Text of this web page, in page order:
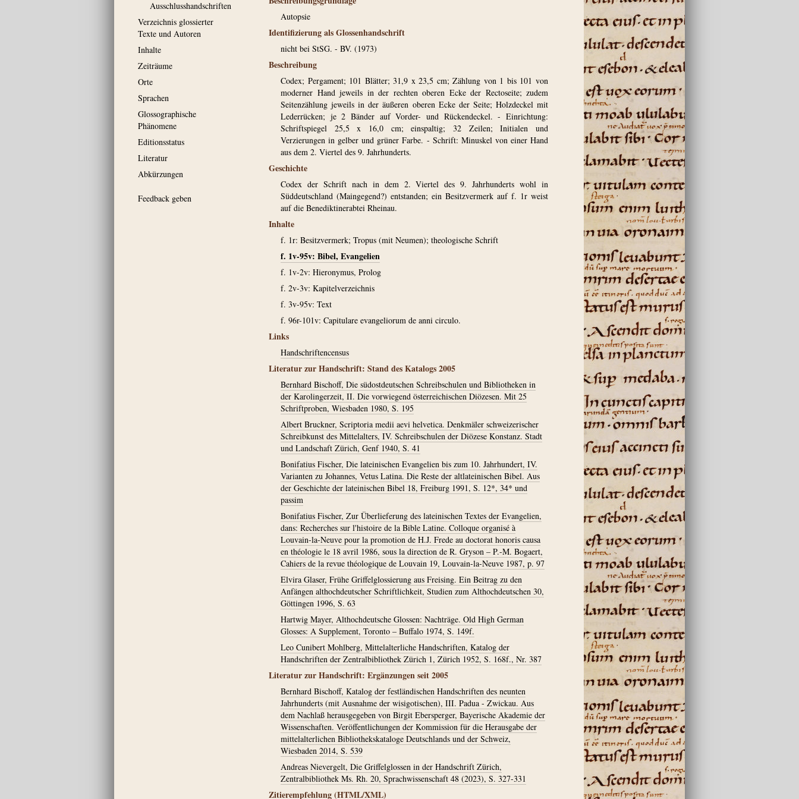
Ausschluss­handschriften
Verzeichnis glossierter
Texte und Autoren
Inhalte
Zeiträume
Orte
Sprachen
Glossographische
Phänomene
Editionsstatus
Literatur
Abkürzungen
Feedback geben
Autopsie
Identifizierung als Glossenhandschrift
nicht bei StSG. - BV. (1973)
Beschreibung
Codex; Pergament; 101 Blätter; 31,9 x 23,5 cm; Zählung von 1 bis 101 von
moderner Hand jeweils in der rechten oberen Ecke der Rectoseite; zudem
Seitenzählung jeweils in der äußeren oberen Ecke der Seite; Holzdeckel mit
Lederrücken; je 2 Bänder auf Vorder- und Rückendeckel. - Einrichtung:
Schriftspiegel 25,5 x 16,0 cm; einspaltig; 32 Zeilen; Initialen und
Verzierungen in gelber und grüner Farbe. - Schrift: Minuskel von einer Hand
aus dem 2. Viertel des 9. Jahrhunderts.
Geschichte
Codex der Schrift nach in dem 2. Viertel des 9. Jahrhunderts wohl in
Süddeutschland (Maingegend?) entstanden; ein Besitzvermerk auf f. 1r weist
auf die Benediktinerabtei Rheinau.
Inhalte
f. 1r: Besitzvermerk; Tropus (mit Neumen); theologische Schrift
f. 1v-95v: Bibel, Evangelien
f. 1v-2v: Hieronymus, Prolog
f. 2v-3v: Kapitelverzeichnis
f. 3v-95v: Text
f. 96r-101v: Capitulare evangeliorum de anni circulo.
Links
Handschriftencensus
Literatur zur Handschrift: Stand des Katalogs 2005
Bernhard Bischoff, Die südostdeutschen Schreibschulen und Bibliotheken in
der Karolingerzeit, II. Die vorwiegend österreichischen Diözesen. Mit 25
Schriftproben, Wiesbaden 1980, S. 195
Albert Bruckner, Scriptoria medii aevi helvetica. Denkmäler schweizerischer
Schreibkunst des Mittelalters, IV. Schreibschulen der Diözese Konstanz. Stadt
und Landschaft Zürich, Genf 1940, S. 41
Bonifatius Fischer, Die lateinischen Evangelien bis zum 10. Jahrhundert, IV.
Varianten zu Johannes, Vetus Latina. Die Reste der altlateinischen Bibel. Aus
der Geschichte der lateinischen Bibel 18, Freiburg 1991, S. 12*, 34* und
passim
Bonifatius Fischer, Zur Überlieferung des lateinischen Textes der Evangelien,
dans: Recherches sur l'histoire de la Bible Latine. Colloque organisé à
Louvain-la-Neuve pour la promotion de H.J. Frede au doctorat honoris causa
en théologie le 18 avril 1986, sous la direction de R. Gryson – P.-M. Bogaert,
Cahiers de la revue théologique de Louvain 19, Louvain-la-Neuve 1987, p. 97
Elvira Glaser, Frühe Griffelglossierung aus Freising. Ein Beitrag zu den
Anfängen althochdeutscher Schriftlichkeit, Studien zum Althochdeutschen 30,
Göttingen 1996, S. 63
Hartwig Mayer, Althochdeutsche Glossen: Nachträge. Old High German
Glosses: A Supplement, Toronto – Buffalo 1974, S. 149f.
Leo Cunibert Mohlberg, Mittelalterliche Handschriften, Katalog der
Handschriften der Zentralbibliothek Zürich 1, Zürich 1952, S. 168f., Nr. 387
Literatur zur Handschrift: Ergänzungen seit 2005
Bernhard Bischoff, Katalog der festländischen Handschriften des neunten
Jahrhunderts (mit Ausnahme der wisigotischen), III. Padua - Zwickau. Aus
dem Nachlaß herausgegeben von Birgit Ebersperger, Bayerische Akademie der
Wissenschaften. Veröffentlichungen der Kommission für die Herausgabe der
mittelalterlichen Bibliothekskataloge Deutschlands und der Schweiz,
Wiesbaden 2014, S. 539
Andreas Nievergelt, Die Griffelglossen in der Handschrift Zürich,
Zentralbibliothek Ms. Rh. 20, Sprachwissenschaft 48 (2023), S. 327-331
Zitierempfehlung (HTML/XML)